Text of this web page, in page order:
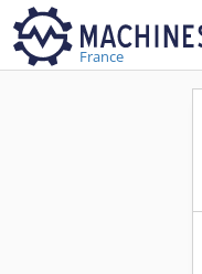
France